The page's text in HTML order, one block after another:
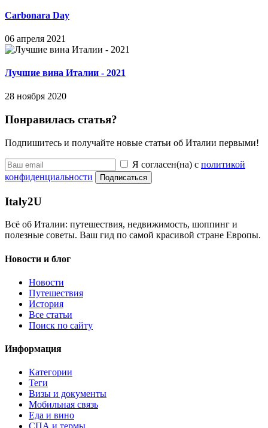
Carbonara Day
06 апреля 2021
Лучшие вина Италии - 2021
28 ноября 2020
Понравилась статья?
Подпишитесь и получайте новые статьи об Италии первыми!
Я согласен(на) с политикой
конфиденциальности
Подписаться
Italy2U
Всё об Италии: путешествия, недвижимость, шоппинг и
полезные советы. Ваш гид по самой красивой стране Европы.
Новости и блог
Новости
Путешествия
История
Все статьи
Поиск по сайту
Информация
Категории
Теги
Визы и документы
Мобильная связь
Еда и вино